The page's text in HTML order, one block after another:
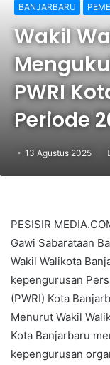
BANJARBARU
Wakil
PWRI
Periode
13 Agustus 2025
PESISIR
Gawi Sabarataan
Wakil Walikota
kepengurusan
(PWRI) Kota
Menurut Wakil
Kota Banjarbaru
kepengurusan